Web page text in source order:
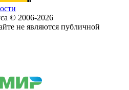
© 2006-2026
не являются публичной